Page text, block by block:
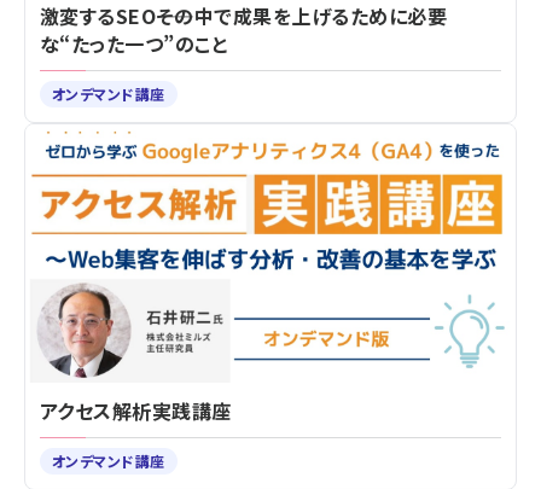
激変するSEO――その中で成果を上げるために必要
な“たった一つ”のこと
オンデマンド講座
アクセス解析実践講座
オンデマンド講座